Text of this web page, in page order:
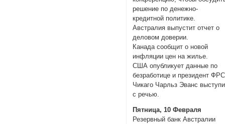
решение по денежно-
кредитной политике.
Австралия выпустит отчет о
деловом доверии.
Канада сообщит о новой
инфляции цен на жилье.
США опубликует данные по
безработице и президент ФРС
Чикаго Чарльз Эванс
с речью.
Пятница, 10 Февраля
Резервный банк Австралии